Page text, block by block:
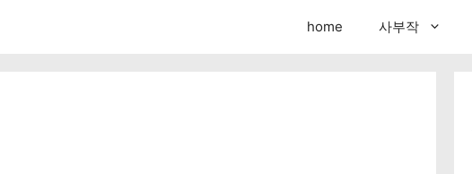
home 사부작